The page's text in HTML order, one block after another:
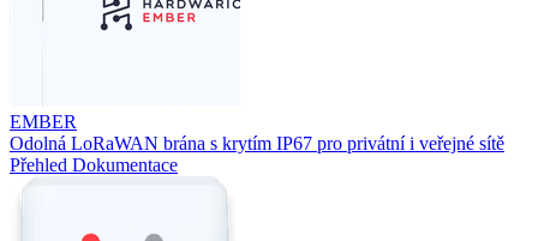
EMBER
Odolná LoRaWAN brána s krytím IP67 pro privátní i veřejné sítě
Přehled Dokumentace